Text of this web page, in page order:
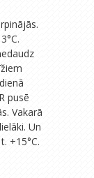
pusē
Vakarā
Un
+15°C.